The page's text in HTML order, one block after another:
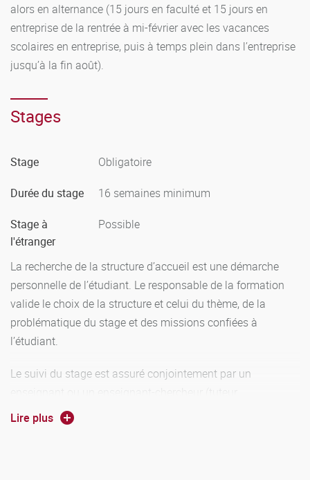
alors en alternance (15 jours en faculté et 15 jours en
entreprise de la rentrée à mi-février avec les vacances
scolaires en entreprise, puis à temps plein dans l’entreprise
jusqu’à la fin août).
Stages
Stage Obligatoire
Durée du stage 16 semaines minimum
Stage à
l'étranger
Possible
La recherche de la structure d’accueil est une démarche
personnelle de l’étudiant. Le responsable de la formation
valide le choix de la structure et celui du thème, de la
problématique du stage et des missions confiées à
l’étudiant.
Le suivi du stage est assuré conjointement par un
universitaire) de la formation, et un professionnel (tuteur
professionnel) qui accueille et sert de référent à l’étudiant
Lire plus